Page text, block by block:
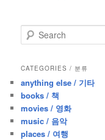
e
r
h
CATEGORIES / 분류
anything else / 기타
books / 책
movies / 영화
music / 음악
places / 여행